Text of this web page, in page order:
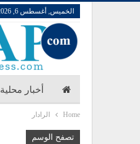
الخميس, أغسطس 6, 2026
أخبار محلية
Home الرادار
تصفح الوسم